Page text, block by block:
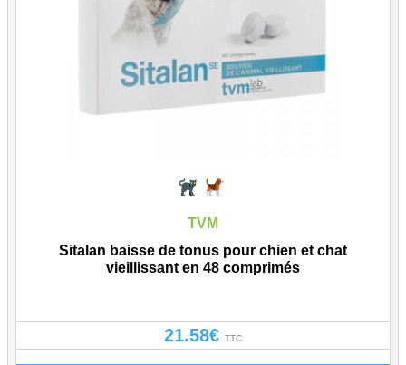
TVM
Sitalan baisse de tonus pour chien et chat
vieillissant en 48 comprimés
21.58€ TTC